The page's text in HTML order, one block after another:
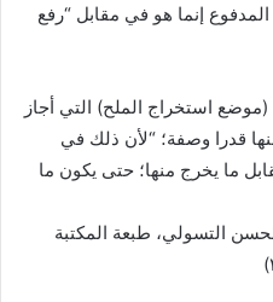
إنما هو في مقابل “رفع
(موضع استخراج الملح) التي أجاز
قدرا وصفة؛ “لأن ذلك في
ما يخرج منها؛ حتى يكون ما
التسولي، طبعة المكتبة